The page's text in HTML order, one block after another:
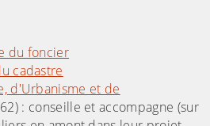
du foncier
cadastre
d'Urbanisme et de
: conseille et accompagne (sur